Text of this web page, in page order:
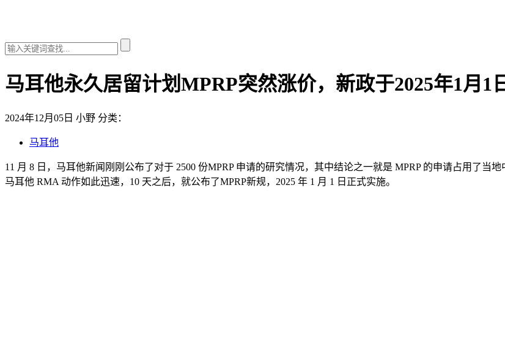
马耳他永久居留计划MPRP突然涨价，新政于2025年1月1
2024年12月05日 小野 分类：
马耳他
11 月 8 日，马耳他新闻刚刚公布了对于 2500 份MPRP 申请的研究情况，其中结论之一就是 MPRP 的申请占用了当
马耳他 RMA 动作如此迅速，10 天之后，就公布了MPRP新规，2025 年 1 月 1 日正式实施。